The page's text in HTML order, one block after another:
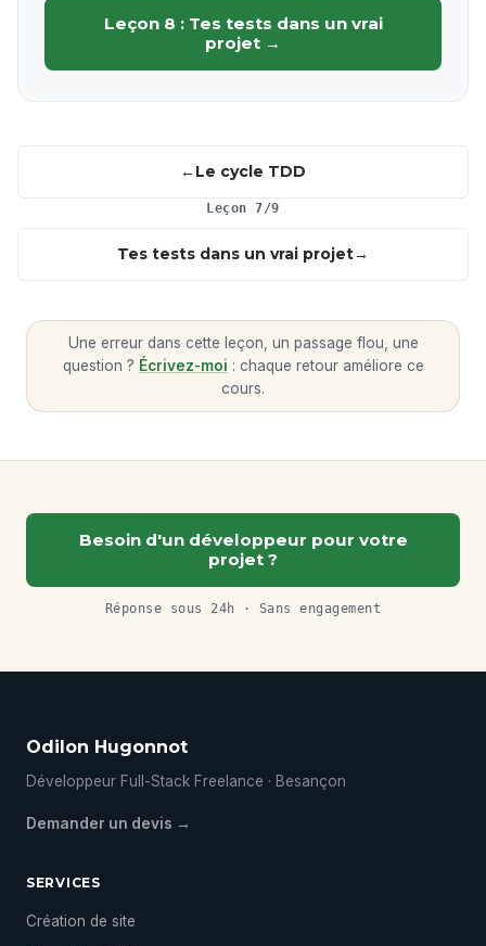
Leçon 8 : Tes tests dans un vrai
projet →
Le cycle TDD
Leçon 7/9
Tes tests dans un vrai projet
Une erreur dans cette leçon, un passage flou, une
question ? Écrivez-moi : chaque retour améliore ce
cours.
Besoin d'un développeur pour votre
projet ?
Réponse sous 24h · Sans engagement
Odilon Hugonnot
Développeur Full-Stack Freelance · Besançon
Demander un devis →
SERVICES
Création de site